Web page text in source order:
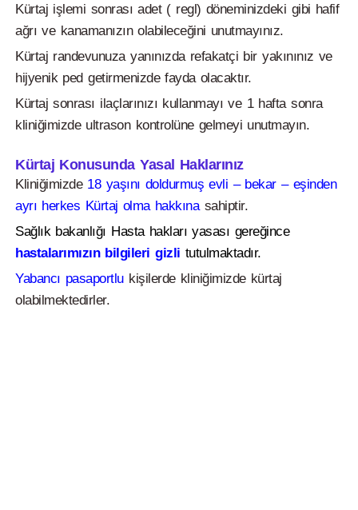
Kürtaj işlemi sonrası adet ( regl) döneminizdeki gibi hafif
ağrı ve kanamanızın olabileceğini unutmayınız.
Kürtaj randevunuza yanınızda refakatçi bir yakınınız ve
hijyenik ped getirmenizde fayda olacaktır.
Kürtaj sonrası ilaçlarınızı kullanmayı ve 1 hafta sonra
kliniğimizde ultrason kontrolüne gelmeyi unutmayın.
Kürtaj Konusunda Yasal Haklarınız
Kliniğimizde18 yaşını doldurmuş evli – bekar – eşinden
ayrı herkes Kürtaj olma hakkınasahiptir.
Sağlık bakanlığı Hasta hakları yasası gereğince
hastalarımızın bilgileri gizli tutulmaktadır.
Yabancı pasaportlukişilerde kliniğimizde kürtaj
olabilmektedirler.